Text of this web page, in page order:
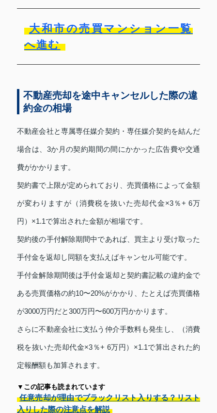
大和市の売買マンション一覧
へ進む
不動産売却を途中キャンセルした際の違
約金の相場
不動産会社と専属専任媒介契約・専任媒介契約を結んだ
場合は、3か月の契約期間の間にかかった広告費や交通
費がかかります。
契約書で上限が定められており、売買価格によって金額
が変わりますが（消費税を抜いた売却代金×3％+ 6万
円）×1.1で算出された金額が相場です。
契約後の手付解除期間中であれば、買主より受け取った
手付金を返却し同額を支払えばキャンセル可能です。
手付金解除期間後は手付金返却と契約書記載の違約金で
ある売買価格の約10〜20%がかかり、たとえば売買価格
が3000万円だと300万円〜600万円かかります。
さらに不動産会社に支払う仲介手数料も発生し、（消費
税を抜いた売却代金×3％+ 6万円）×1.1で算出された約
定報酬額も加算されます。
▼この記事も読まれています
任意売却が理由でブラックリスト入りする？リスト
入りした際の注意点を解説